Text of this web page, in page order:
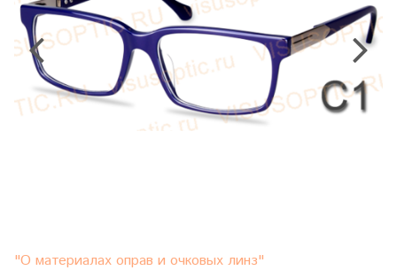
"О материалах оправ и очковых линз"